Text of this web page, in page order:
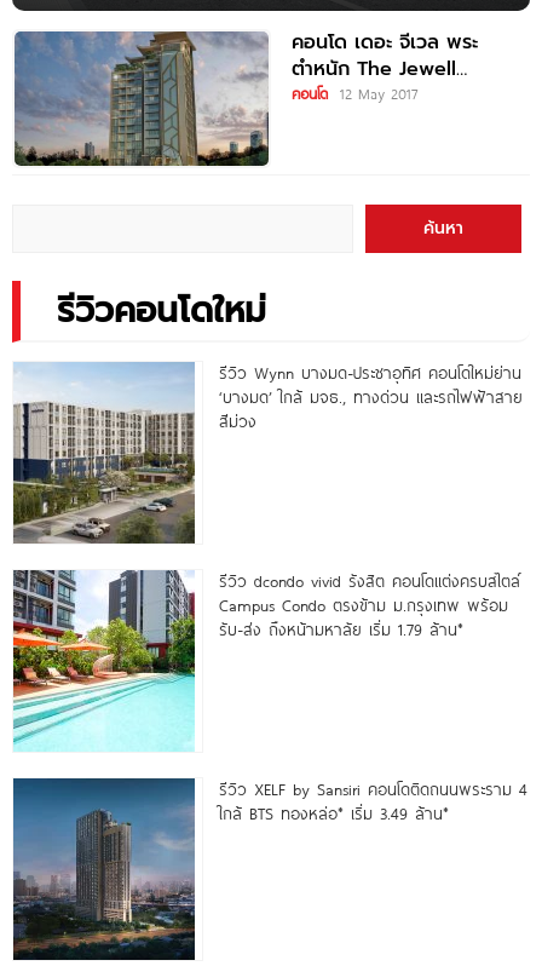
คอนโด เดอะ จีเวล พระ
ตำหนัก The Jewell
Pratumnak
คอนโด 12 May 2017
ค้นหา
รีวิวคอนโดใหม่
รีวิว Wynn บางมด-ประชาอุทิศ คอนโดใหม่ย่าน
‘บางมด’ ใกล้ มจธ., ทางด่วน และรถไฟฟ้าสาย
สีม่วง
รีวิว dcondo vivid รังสิต คอนโดแต่งครบสไตล์
Campus Condo ตรงข้าม ม.กรุงเทพ พร้อม
รับ-ส่ง ถึงหน้ามหาลัย เริ่ม 1.79 ล้าน*
รีวิว XELF by Sansiri คอนโดติดถนนพระราม 4
ใกล้ BTS ทองหล่อ* เริ่ม 3.49 ล้าน*